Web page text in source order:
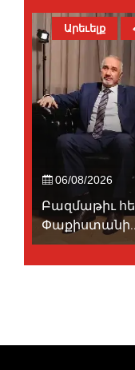
06/08/2026
Բազմաթիւ
Արեւելք